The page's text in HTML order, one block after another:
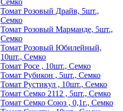
Семко
Томат Розовый Драйв, 5шт.,
Семко
Томат Розовый Марманде, 5шт.,
Семко
Томат Розовый Юбилейный,
10шт., Семко
Томат Росе , 10шт., Семко
Томат Рубикон , 5шт., Семко
Томат Рустикул , 10шт., Семко
Томат Семко 2112 , 5шт., Семко
Томат Семко Союз , 0,1г., Семко